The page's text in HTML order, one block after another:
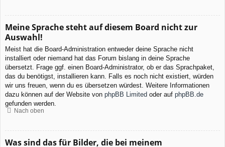
Meine Sprache steht auf diesem Board nicht zur
Auswahl!
Meist hat die Board-Administration entweder deine Sprache nicht
installiert oder niemand hat das Forum bislang in deine Sprache
übersetzt. Frage ggf. einen Board-Administrator, ob er das Sprachpaket,
das du benötigst, installieren kann. Falls es noch nicht existiert, würden
wir uns freuen, wenn du es übersetzen würdest. Weitere Informationen
dazu können auf der Website von phpBB Limited oder auf phpBB.de
gefunden werden.
Nach oben
Was sind das für Bilder, die bei meinem